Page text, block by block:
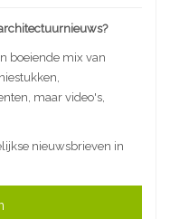
boeiende mix van
maar video's,
nieuwsbrieven in